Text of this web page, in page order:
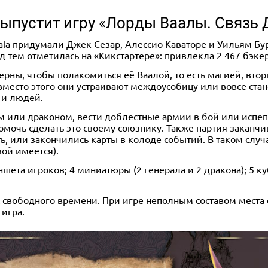
игру «Лорды Ваалы. Связь
придумали Джек Сезар, Алессио Каваторе и Уильям
отметилась на «Кикстартере»: привлекла 2 467
чтобы полакомиться её Ваалой, то есть магией,
этого они устраивают междоусобицу или вовсе
людей.
драконом, вести доблестные армии в бой или
сделать это своему союзнику. Также партия
закончились карты в колоде событий. В таком
имеется).
игроков; 4 миниатюры (2 генерала и 2 дракона); 5
времени. При игре неполным составом